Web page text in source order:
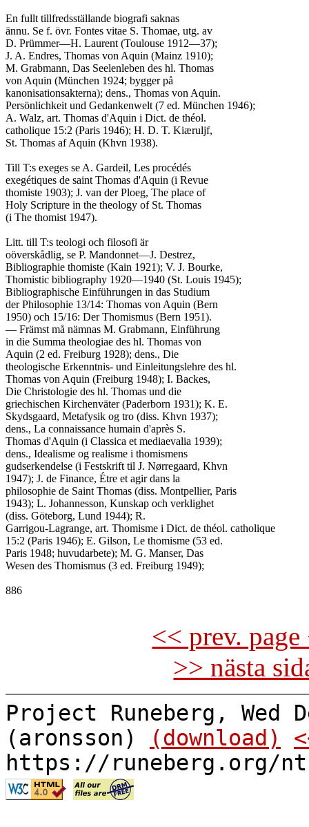
En fullt tillfredsställande biografi saknas
ännu. Se f. övr. Fontes vitae S. Thomae, utg. av
D. Prümmer—H. Laurent (Toulouse 1912—37);
J. A. Endres, Thomas von Aquin (Mainz 1910);
M. Grabmann, Das Seelenleben des hl. Thomas
von Aquin (München 1924; bygger på
kanonisationsakterna); dens., Thomas von Aquin.
Persönlichkeit und Gedankenwelt (7 ed. München 1946);
A. Walz, art. Thomas d'Aquin i Dict. de théol.
catholique 15:2 (Paris 1946); H. D. T. Kiæruljf,
St. Thomas af Aquin (Khvn 1938).
Till T:s exeges se A. Gardeil, Les procédés
exegétiques de saint Thomas d'Aquin (i Revue
thomiste 1903); J. van der Ploeg, The place of
Holy Scripture in the theology of St. Thomas
(i The thomist 1947).
Litt. till T:s teologi och filosofi är
oöverskådlig, se P. Mandonnet—J. Destrez,
Bibliographie thomiste (Kain 1921); V. J. Bourke,
Thomistic bibliography 1920—1940 (St. Louis 1945);
Bibliographische Einführungen in das Studium
der Philosophie 13/14: Thomas von Aquin (Bern
1950) och 15/16: Der Thomismus (Bern 1951).
— Främst må nämnas M. Grabmann, Einführung
in die Summa theologiae des hl. Thomas von
Aquin (2 ed. Freiburg 1928); dens., Die
theologische Erkenntnis- und Einleitungslehre des hl.
Thomas von Aquin (Freiburg 1948); I. Backes,
Die Christologie des hl. Thomas und die
griechischen Kirchenväter (Paderborn 1931); K. E.
Skydsgaard, Metafysik og tro (diss. Khvn 1937);
dens., La connaissance humain d'après S.
Thomas d'Aquin (i Classica et mediaevalia 1939);
dens., Idealisme og realisme i thomismens
gudserkendelse (i Festskrift til J. Nørregaard, Khvn
1947); J. de Finance, Étre et agir dans la
philosophie de Saint Thomas (diss. Montpellier, Paris
1943); L. Johannesson, Kunskap och verklighet
(diss. Göteborg, Lund 1944); R.
Garrigou-Lagrange, art. Thomisme i Dict. de théol. catholique
15:2 (Paris 1946); E. Gilson, Le thomisme (53 ed.
Paris 1948; huvudarbete); M. G. Manser, Das
Wesen des Thomismus (3 ed. Freiburg 1949);
886
<< prev.
>> nästa
Project Runeberg, Wed
(aronsson)
(download)
https://runeberg.org/